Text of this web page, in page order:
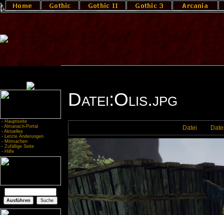
- Hauptseite
- Almanach-Portal
- Aktuelles
- Letzte Änderungen
- Mitmachen
- Zufällige Seite
- Hilfe
Datei:Olis.jpg
Datei